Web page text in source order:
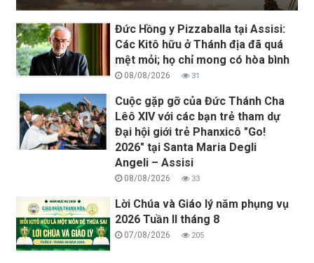
Đức Hồng y Pizzaballa tại Assisi:
Các Kitô hữu ở Thánh địa đã quá
mệt mỏi; họ chỉ mong có hòa bình
08/08/2026 31
Cuộc gặp gỡ của Đức Thánh Cha
Lêô XIV với các bạn trẻ tham dự
Đại hội giới trẻ Phanxicô "Go!
2026" tại Santa Maria Degli
Angeli – Assisi
08/08/2026 33
Lời Chúa và Giáo lý năm phụng vụ
2026 Tuần II tháng 8
07/08/2026 205